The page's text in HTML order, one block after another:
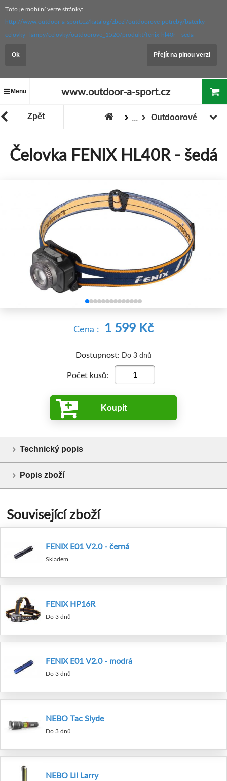
Toto je mobilní verze stránky:
http://www.outdoor-a-sport.cz/katalog/zbozi/outdoorove-potreby/baterky--
celovky--lampy/celovky/outdoorove_1520/produkt/fenix-hl40r---seda
Ok Přejít na plnou verzi
Menu www.outdoor-a-sport.cz
Zpět ... Outdoorové
Čelovka FENIX HL40R - šedá
Cena : 1 599 Kč
Dostupnost: Do 3 dnů
Počet kusů:
Koupit
Technický popis
Popis zboží
Související zboží
FENIX E01 V2.0 - černá
Skladem
FENIX HP16R
Do 3 dnů
FENIX E01 V2.0 - modrá
Do 3 dnů
NEBO Tac Slyde
Do 3 dnů
NEBO Lil Larry